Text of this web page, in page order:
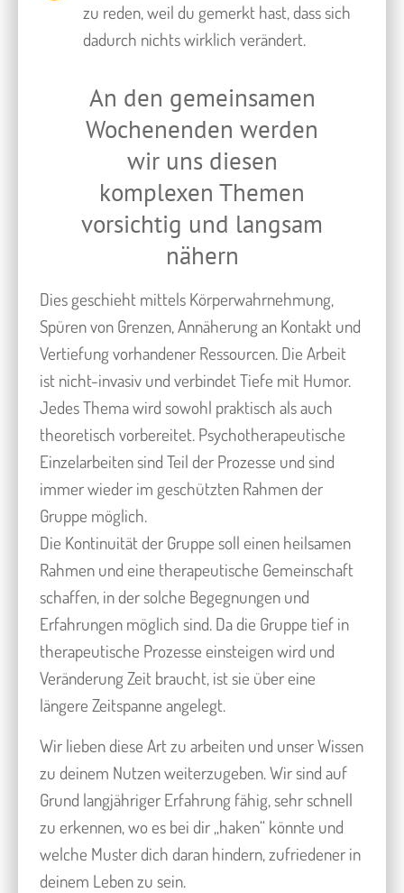
zu reden, weil du gemerkt hast, dass sich
dadurch nichts wirklich verändert.
An den gemeinsamen
Wochenenden werden
wir uns diesen
komplexen Themen
vorsichtig und langsam
nähern
Dies geschieht mittels Körperwahrnehmung,
Spüren von Grenzen, Annäherung an Kontakt und
Vertiefung vorhandener Ressourcen. Die Arbeit
ist nicht-invasiv und verbindet Tiefe mit Humor.
Jedes Thema wird sowohl praktisch als auch
theoretisch vorbereitet. Psychotherapeutische
Einzelarbeiten sind Teil der Prozesse und sind
immer wieder im geschützten Rahmen der
Gruppe möglich.
Die Kontinuität der Gruppe soll einen heilsamen
Rahmen und eine therapeutische Gemeinschaft
schaffen, in der solche Begegnungen und
Erfahrungen möglich sind. Da die Gruppe tief in
therapeutische Prozesse einsteigen wird und
Veränderung Zeit braucht, ist sie über eine
längere Zeitspanne angelegt.
Wir lieben diese Art zu arbeiten und unser Wissen
zu deinem Nutzen weiterzugeben. Wir sind auf
Grund langjähriger Erfahrung fähig, sehr schnell
zu erkennen, wo es bei dir „haken“ könnte und
welche Muster dich daran hindern, zufriedener in
deinem Leben zu sein.